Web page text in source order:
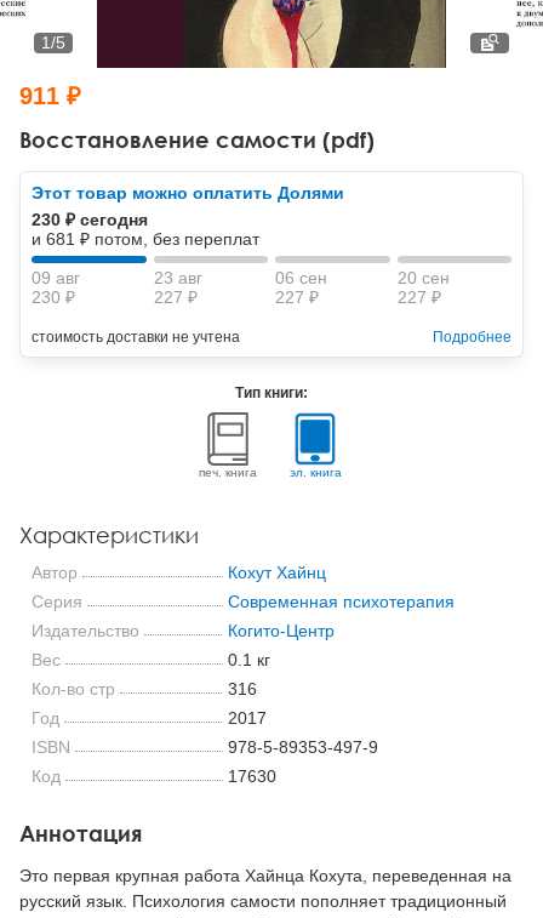
Тревожные расстройства, панические атаки
Психодрама
Другие направления психотерапии
Классический, эриксоновский гипноз и НЛП
НЛП
Психология труда и эргономика
Социальная психология
Социальная и организационная психология
Классический и юнгианский психоанализ
Восстановление самости (pdf)
1/5
911 ₽
Этот товар можно оплатить Долями
230 ₽ сегодня
и 681 ₽ потом, без переплат
09 авг
230 ₽
23 авг
227 ₽
06 сен
227 ₽
20 сен
227 ₽
стоимость доставки не учтена Подробнее
Тип книги:
печ. книга эл. книга
Характеристики
Автор
Кохут Хайнц
Серия
Современная психотерапия
Издательство
Когито-Центр
Вес
0.1 кг
Кол-во стр
316
Год
2017
ISBN
978-5-89353-497-9
Код
17630
Аннотация
Это первая крупная работа Хайнца Кохута, переведенная на
русский язык. Психология самости пополняет традиционный